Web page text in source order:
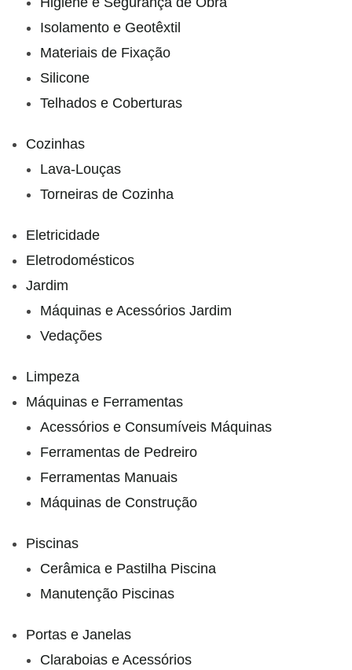
Isolamento e Geotêxtil
Materiais de Fixação
Silicone
Telhados e Coberturas
Cozinhas
Lava-Louças
Torneiras de Cozinha
Eletricidade
Eletrodomésticos
Jardim
Máquinas e Acessórios Jardim
Vedações
Limpeza
Máquinas e Ferramentas
Acessórios e Consumíveis Máquinas
Ferramentas de Pedreiro
Ferramentas Manuais
Máquinas de Construção
Piscinas
Cerâmica e Pastilha Piscina
Manutenção Piscinas
Portas e Janelas
Claraboias e Acessórios